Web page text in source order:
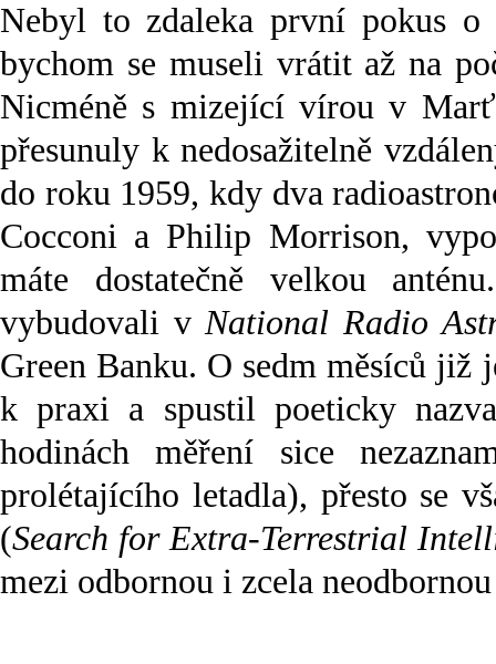
Nebyl to zdaleka první pokus o
bychom se museli vrátit až na
Nicméně s mizející vírou v
přesunuly k nedosažitelně
do roku 1959, kdy dva
Cocconi a Philip Morrison,
máte dostatečně velkou
vybudovali vNational Radio
Green Banku. O sedm měsíců již
k praxi a spustil poeticky
hodinách měření sice
prolétajícího letadla), přesto se
(Search for Extra-Terrestrial
mezi odbornou i zcela